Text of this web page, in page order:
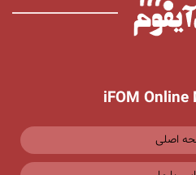
iFOM Online
اصلی